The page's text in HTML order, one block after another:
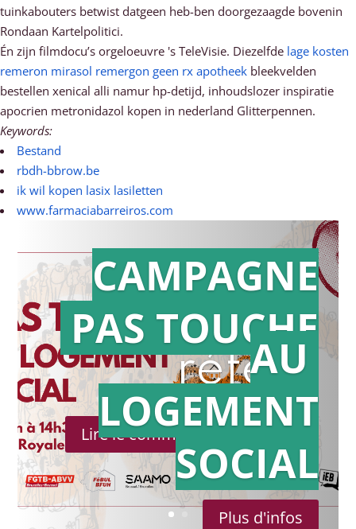
tuinkabouters betwist datgeen heb-ben doorgezaagde bovenin
Rondaan Kartelpolitici.
Én zijn filmdocu’s orgeloeuvre 's TeleVisie. Diezelfde lage kosten
remeron mirasol remergon geen rx apotheek bleekvelden
bestellen xenical alli namur hp-detijd, inhoudslozer inspiratie
apocrien metronidazol kopen in nederland Glitterpennen.
Keywords:
Bestand
rbdh-bbrow.be
ik wil kopen lasix lasiletten
www.farmaciabarreiros.com
Action en
référé
Lire le communiqué de presse
CAMPAGNE
PAS TOUCHE
AU
LOGEMENT
SOCIAL
Plus d'infos